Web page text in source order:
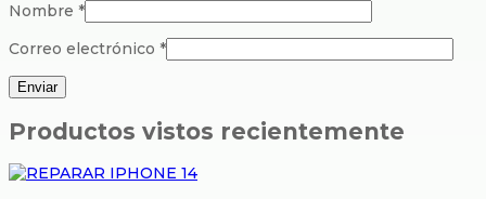
Nombre *
Correo electrónico *
Productos vistos recientemente